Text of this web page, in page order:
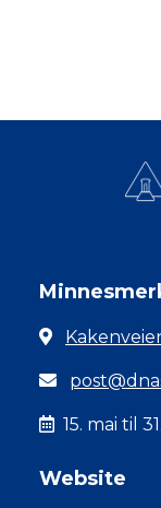
15. mai til
Website